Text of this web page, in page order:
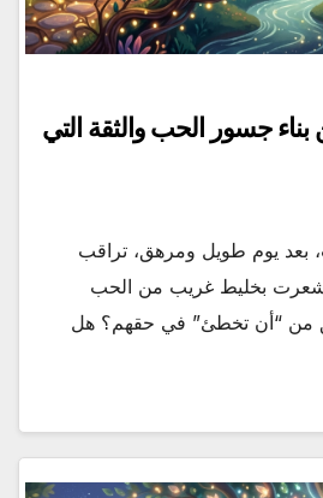
بناء جسور الحب والثقة التي
يوم طويل ومرهق، تراقب
بخليط غريب من الحب
من “أن تخطئ” في حقهم؟ هل